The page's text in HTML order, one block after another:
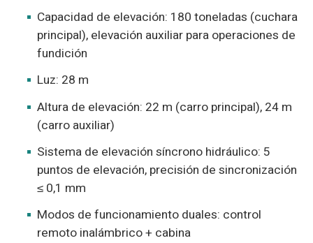
Capacidad de elevación: 180 toneladas (cuchara
principal), elevación auxiliar para operaciones de
fundición
Luz: 28 m
Altura de elevación: 22 m (carro principal), 24 m
(carro auxiliar)
Sistema de elevación síncrono hidráulico: 5
puntos de elevación, precisión de sincronización
≤ 0,1 mm
Modos de funcionamiento duales: control
remoto inalámbrico + cabina